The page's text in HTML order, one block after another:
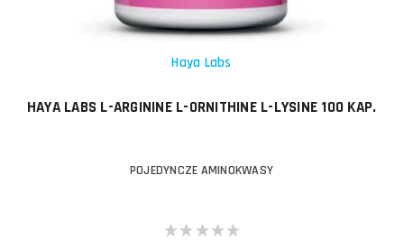
Haya Labs
HAYA LABS L-ARGININE L-ORNITHINE L-LYSINE 100 KAP.
POJEDYNCZE AMINOKWASY